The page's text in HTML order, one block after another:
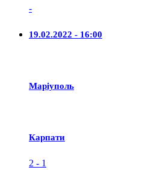
-
19.02.2022 - 16:00
Маріуполь
Карпати
2 - 1